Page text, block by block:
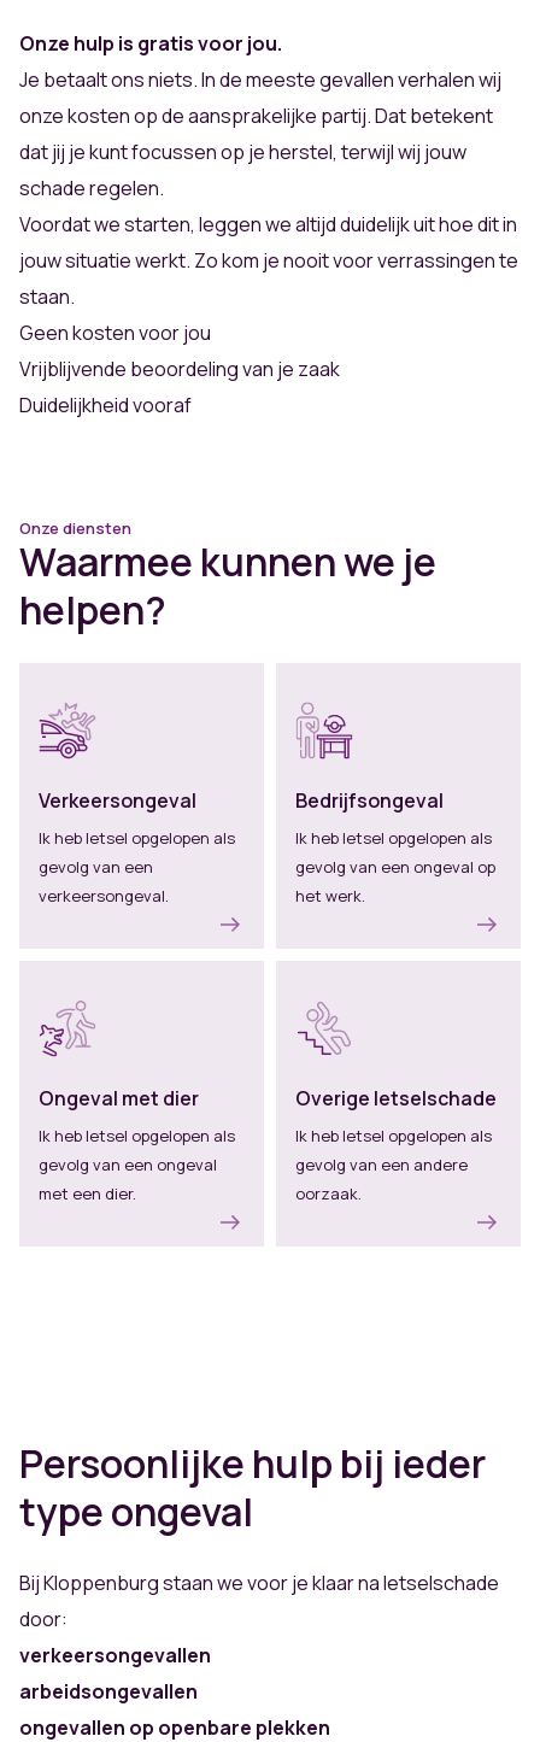
Onze hulp is gratis voor jou.
Je betaalt ons niets. In de meeste gevallen verhalen wij
onze kosten op de aansprakelijke partij. Dat betekent
dat jij je kunt focussen op je herstel, terwijl wij jouw
schade regelen.
Voordat we starten, leggen we altijd duidelijk uit hoe dit in
jouw situatie werkt. Zo kom je nooit voor verrassingen te
staan.
Geen kosten voor jou
Vrijblijvende beoordeling van je zaak
Duidelijkheid vooraf
Waarmee kunnen we je
helpen?
Onze diensten
Verkeersongeval
Ik heb letsel opgelopen als
gevolg van een
verkeersongeval.
Bedrijfsongeval
Ik heb letsel opgelopen als
gevolg van een ongeval op
het werk.
Ongeval met dier
Ik heb letsel opgelopen als
gevolg van een ongeval
met een dier.
Overige letselschade
Ik heb letsel opgelopen als
gevolg van een andere
oorzaak.
Persoonlijke hulp bij ieder
type ongeval
Bij Kloppenburg staan we voor je klaar na letselschade
door:
verkeersongevallen
arbeidsongevallen
ongevallen op openbare plekken